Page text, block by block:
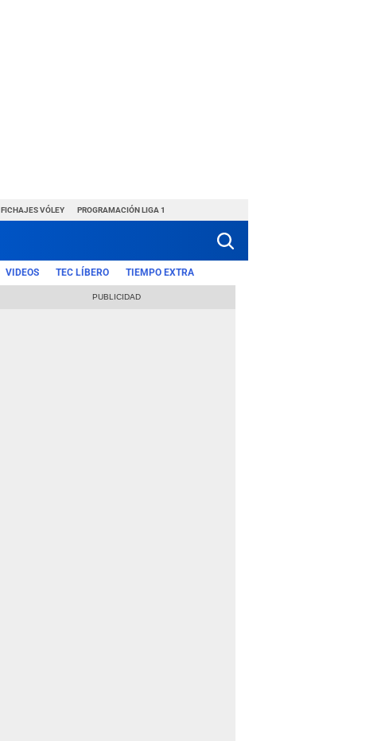
FICHAJES VÓLEY PROGRAMACIÓN LIGA 1
VIDEOS TEC LÍBERO TIEMPO EXTRA